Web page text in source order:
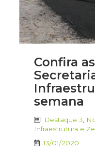
Confira
semana
Destaque 3
Infraestrutura e
13/01/2020